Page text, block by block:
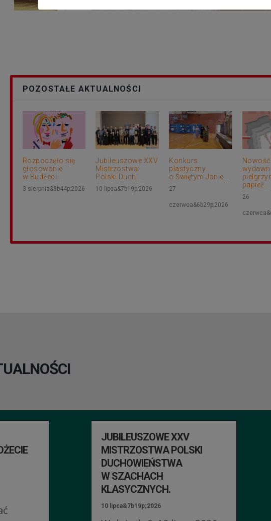
POZOSTAŁE AKTUALNOŚCI
Rozpoczęło się
głosowanie
w Budżeci...
3 sierpnia&8b44p;2026
Jubileuszowe XXV
Mistrzostwa
Polski Duch...
10 lipca&7b19p;2026
Konkurs
plastyczny
o Świętym Janie ...
27
czerwca&6b29p;2026
Nowość
papież...
26
JUBILEUSZOWE XXV
MISTRZOSTWA POLSKI
DUCHOWIEŃSTWA
W SZACHACH
KLASYCZNYCH.
10 lipca&7b19p;2026